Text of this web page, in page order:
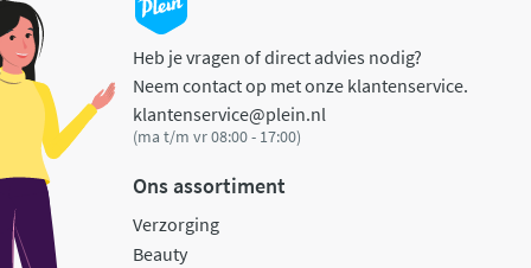
Heb je vragen of direct advies nodig?
Neem contact op met onze klantenservice.
klantenservice@plein.nl
(ma t/m vr 08:00 - 17:00)
Ons assortiment
Verzorging
Beauty